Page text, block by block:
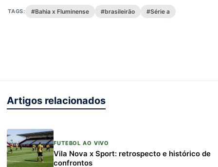
TAGS: #Bahia x Fluminense #brasileirão #Série a
Artigos relacionados
FUTEBOL AO VIVO
Vila Nova x Sport: retrospecto e histórico de
confrontos